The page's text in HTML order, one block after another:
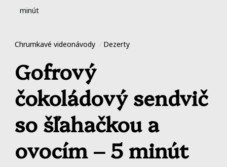
minút
Chrumkavé videonávody Dezerty
Gofrový
čokoládový sendvič
so šľahačkou a
ovocím – 5 minút